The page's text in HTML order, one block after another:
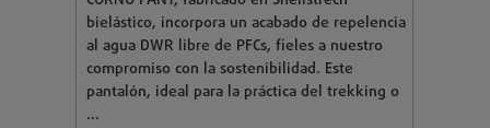
bielástico, incorpora un acabado de repelencia
al agua DWR libre de PFCs, fieles a nuestro
compromiso con la sostenibilidad. Este
pantalón, ideal para la práctica del trekking o
...